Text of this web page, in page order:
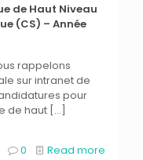
de Haut Niveau
(CS) – Année
rappelons
sur intranet de
pour
de haut […]
0 Read more